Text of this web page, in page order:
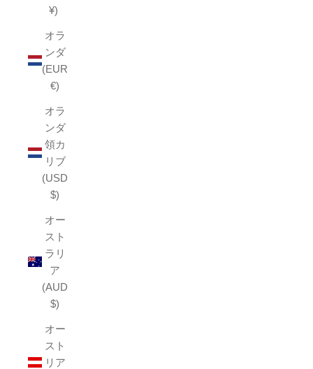
¥)
オラ
ンダ
(EUR
€)
オラ
ンダ
領カ
リブ
(USD
$)
オー
スト
ラリ
ア
(AUD
$)
オー
スト
リア